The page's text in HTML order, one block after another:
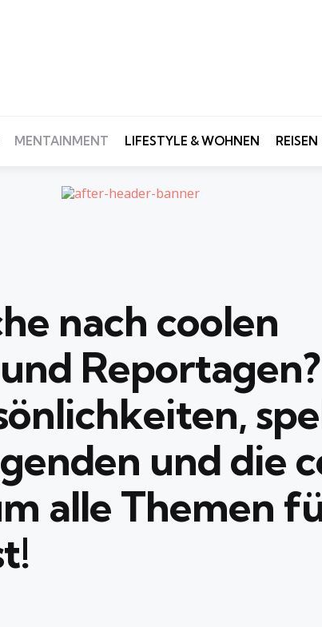
MENTAINMENT LIFESTYLE & WOHNEN REISEN
nach coolen
Reportagen
und die
alle Themen